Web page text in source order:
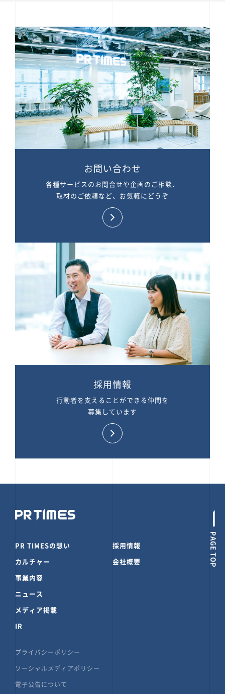
お問い合わせ
各種サービスのお問合せや企画のご相談、
取材のご依頼など、お気軽にどうぞ
採用情報
行動者を支えることができる仲間を
募集しています
PAGE TOP
PR TIMESの想い
カルチャー
事業内容
ニュース
メディア掲載
IR
採用情報
会社概要
プライバシーポリシー
ソーシャルメディアポリシー
電子公告について